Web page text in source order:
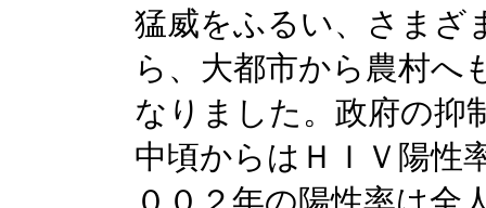
猛威をふるい、さまざ
ら、大都市から農村へ
なりました。政府の抑
中頃からはＨＩＶ陽性